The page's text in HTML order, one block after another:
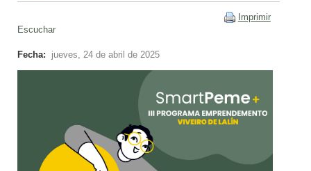
Imprimir
Escuchar
Fecha: jueves, 24 de abril de 2025